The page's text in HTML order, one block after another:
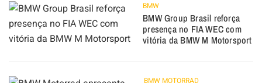
BMW
BMW Group Brasil reforça
presença no FIA WEC com
vitória da BMW M Motorsport
BMW MOTORRAD